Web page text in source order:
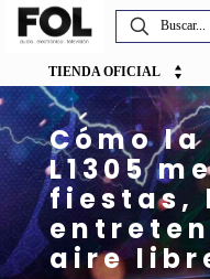
TIENDA OFICIAL
Cómo la
L1305
fiestas,
aire